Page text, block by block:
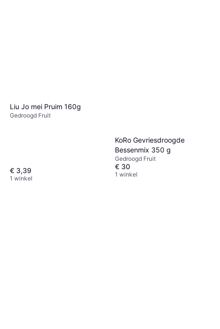
Liu Jo mei Pruim 160g
Gedroogd Fruit
€ 3,39
1 winkel
KoRo Gevriesdroogde
Bessenmix 350 g
Gedroogd Fruit
€ 30
1 winkel